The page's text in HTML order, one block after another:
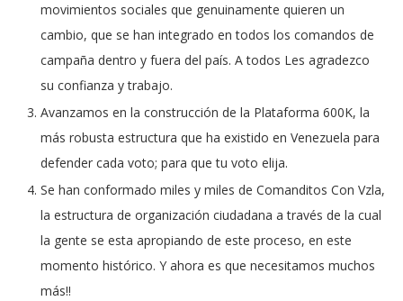
movimientos sociales que genuinamente quieren un
cambio, que se han integrado en todos los comandos de
campaña dentro y fuera del país. A todos Les agradezco
su confianza y trabajo.
Avanzamos en la construcción de la Plataforma 600K, la
más robusta estructura que ha existido en Venezuela para
defender cada voto; para que tu voto elija.
Se han conformado miles y miles de Comanditos Con Vzla,
la estructura de organización ciudadana a través de la cual
la gente se esta apropiando de este proceso, en este
momento histórico. Y ahora es que necesitamos muchos
más!!